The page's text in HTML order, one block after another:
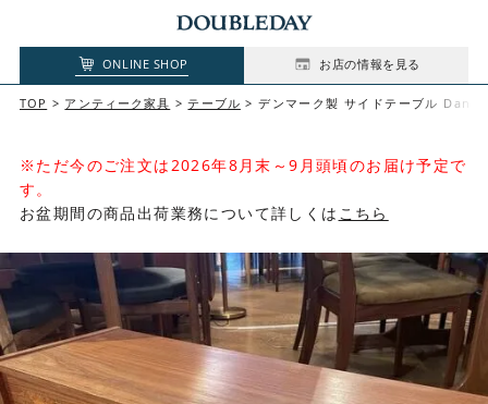
ONLINE SHOP お店の情報を見る
TOP アンティーク家具 テーブル デンマーク製 サイドテーブル
※ただ今のご注文は2026年8月末～9月頭頃のお届け予定で
す。
お盆期間の商品出荷業務について詳しくは こちら